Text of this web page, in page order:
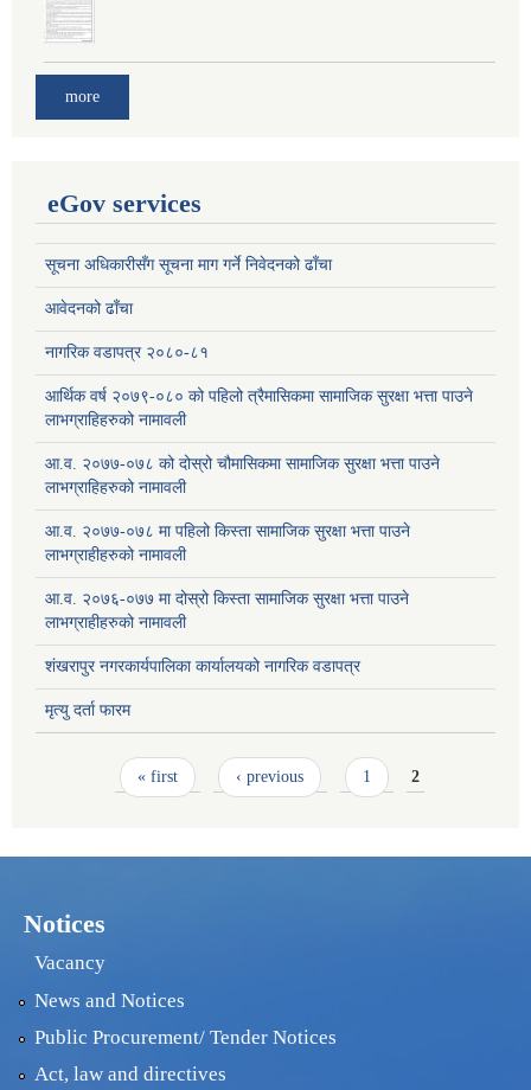
more
eGov services
सूचना अधिकारीसँग सूचना माग गर्ने निवेदनको ढाँचा
आवेदनको ढाँचा
नागरिक वडापत्र २०८०-८१
आर्थिक वर्ष २०७९-०८० को पहिलो त्रैमासिकमा सामाजिक सुरक्षा भत्ता पाउने
लाभग्राहिहरुको नामावली
आ.व. २०७७-०७८ को दोस्रो चौमासिकमा सामाजिक सुरक्षा भत्ता पाउने
लाभग्राहिहरुको नामावली
आ.व. २०७७-०७८ मा पहिलो किस्ता सामाजिक सुरक्षा भत्ता पाउने
लाभग्राहीहरुको नामावली
आ.व. २०७६-०७७ मा दोस्रो किस्ता सामाजिक सुरक्षा भत्ता पाउने
लाभग्राहीहरुको नामावली
शंखरापुर नगरकार्यपालिका कार्यालयको नागरिक वडापत्र
मृत्यु दर्ता फारम
« first ‹ previous 1 2
Notices
Vacancy
News and Notices
Public Procurement/ Tender Notices
Act, law and directives